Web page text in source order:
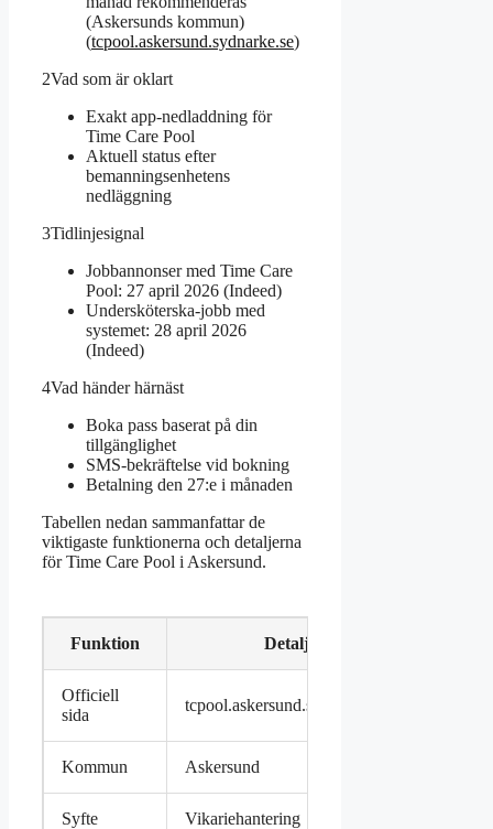
(Askersunds kommun)
(tcpool.askersund.sydnarke.se)
2Vad som är oklart
Exakt app-nedladdning för
Time Care Pool
Aktuell status efter
bemanningsenhetens
nedläggning
3Tidlinjesignal
Jobbannonser med Time Care
Pool: 27 april 2026 (Indeed)
Undersköterska-jobb med
systemet: 28 april 2026
(Indeed)
4Vad händer härnäst
Boka pass baserat på din
tillgänglighet
SMS-bekräftelse vid bokning
Betalning den 27:e i månaden
Tabellen nedan sammanfattar de
viktigaste funktionerna och detaljerna
för Time Care Pool i Askersund.
Funktion Detalj
Officiell
sida
tcpool.askersund.sydnarke.se
Kommun Askersund
Syfte Vikariehantering